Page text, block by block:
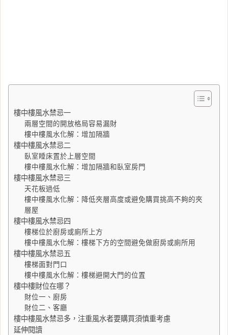
樓中樓風水禁忌一
兩層空間的開放格局容易漏財
樓中樓風水化解：增加隔牆
樓中樓風水禁忌二
臥室睡床置於上層空間
樓中樓風水化解：增加隔牆和臥室房門
樓中樓風水禁忌三
天花板過低
樓中樓風水化解：降低夾層高度或避免購買挑高不夠的夾
層屋
樓中樓風水禁忌四
樓梯位於廚房或廁所上方
樓中樓風水化解：樓梯下方的空間避免做廚房或廁所用
樓中樓風水禁忌五
樓梯面對門口
樓中樓風水化解：樓梯避開大門的位置
樓中樓財位在哪？
財位一、廚房
財位二、客廳
樓中樓風水禁忌多，注重風水者要購買須慎重考慮
延伸閱讀